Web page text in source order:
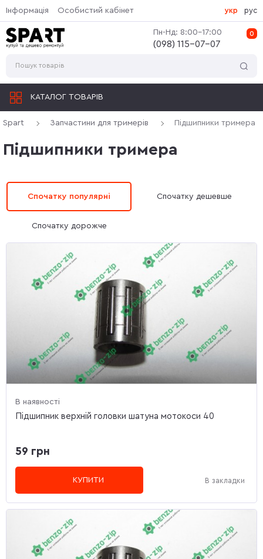
Інформація Особистий кабінет
0
Пн-Нд: 8:00-17:00
(‎098) 115-07-07
укр рус
КАТАЛОГ ТОВАРІВ
Spart Запчастини для тримерів Підшипники тримера
Підшипники тримера
Спочатку популярні Спочатку дешевше
Спочатку дорожче
В наявності
Підшипник верхній головки шатуна мотокоси 40
59 грн
КУПИТИ В закладки